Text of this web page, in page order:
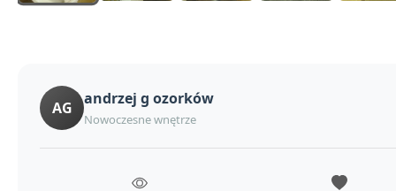
AG andrzej g ozorków
Nowoczesne wnętrze